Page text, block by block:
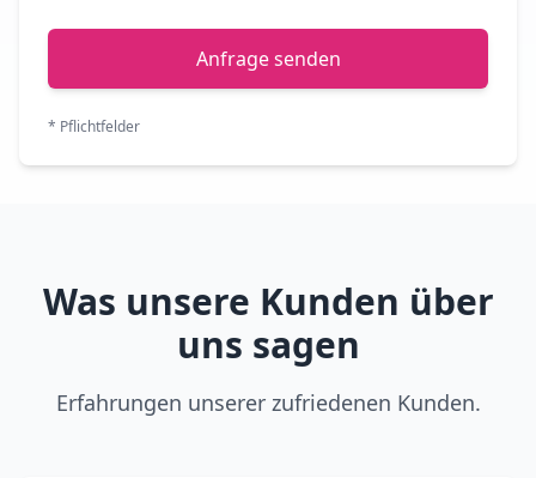
Anfrage senden
* Pflichtfelder
Was unsere Kunden über
uns sagen
Erfahrungen unserer zufriedenen Kunden.